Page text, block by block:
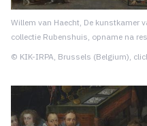
Willem van Haecht, De kunstkamer
collectie Rubenshuis, opname na
© KIK-IRPA, Brussels (Belgium),